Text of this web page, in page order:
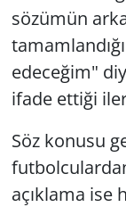
sözümün
edeceğim"
ifade ettiği
Söz konusu
açıklama ise